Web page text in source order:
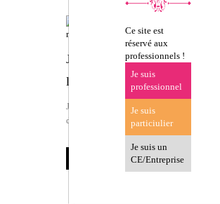
Jean-Pierre Pernaut met à
l'honneur Sault et notre
Jean-Pierre Pernaut à Sault et à la
d'Ancône
En savoir plus
Ce site est
réservé aux
professionnels !
Je suis
professionnel
Je suis
particiulier
Je suis un
CE/Entreprise